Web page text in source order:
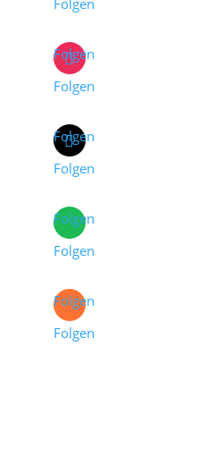
Folgen
Folgen
Folgen
Folgen
Folgen
Folgen
Folgen
Folgen
Folgen